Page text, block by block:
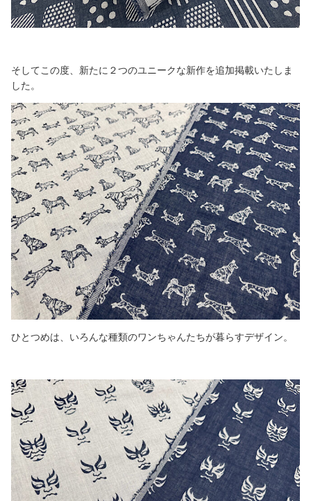
そしてこの度、新たに２つのユニークな新作を追加掲載いたしま
した。
ひとつめは、いろんな種類のワンちゃんたちが暮らすデザイン。